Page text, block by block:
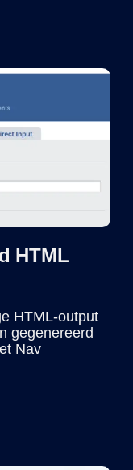
HTML
HTML-output
gegenereerd
Nav